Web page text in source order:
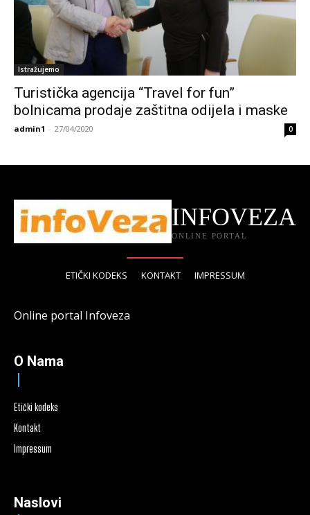
Istražujemo
Turistička agencija “Travel for fun”
bolnicama prodaje zaštitna odijela i maske
admin1 - 27/04/2020 0
INFOVEZA
ONLINE PORTAL
ETIČKI KODEKS KONTAKT IMPRESSUM
Online portal Infoveza
O Nama
Etički kodeks
Kontakt
Impressum
Naslovi